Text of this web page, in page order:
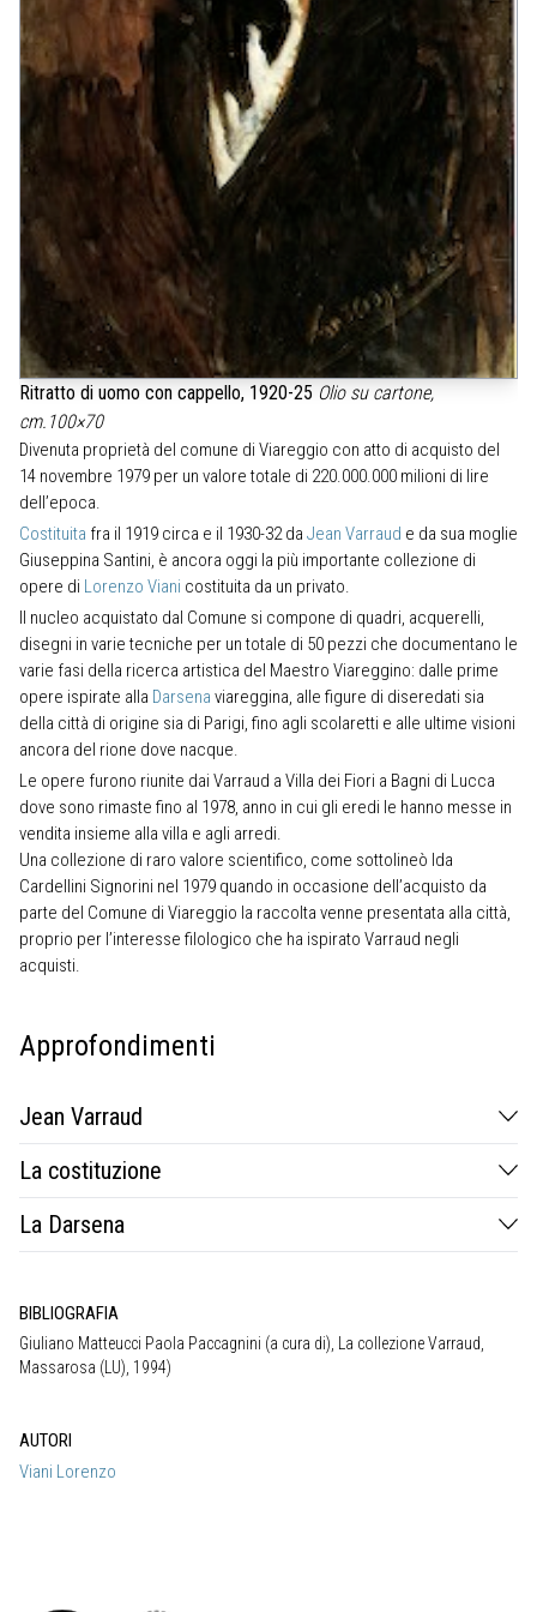
Ritratto di uomo con cappello, 1920-25 Olio su cartone,
cm.100×70
Divenuta proprietà del comune di Viareggio con atto di acquisto del
14 novembre 1979 per un valore totale di 220.000.000 milioni di lire
dell’epoca.
Costituita fra il 1919 circa e il 1930-32 da Jean Varraud e da sua moglie
Giuseppina Santini, è ancora oggi la più importante collezione di
opere di Lorenzo Viani costituita da un privato.
Il nucleo acquistato dal Comune si compone di quadri, acquerelli,
disegni in varie tecniche per un totale di 50 pezzi che documentano le
varie fasi della ricerca artistica del Maestro Viareggino: dalle prime
opere ispirate alla Darsena viareggina, alle figure di diseredati sia
della città di origine sia di Parigi, fino agli scolaretti e alle ultime visioni
ancora del rione dove nacque.
Le opere furono riunite dai Varraud a Villa dei Fiori a Bagni di Lucca
dove sono rimaste fino al 1978, anno in cui gli eredi le hanno messe in
vendita insieme alla villa e agli arredi.
Una collezione di raro valore scientifico, come sottolineò Ida
Cardellini Signorini nel 1979 quando in occasione dell’acquisto da
parte del Comune di Viareggio la raccolta venne presentata alla città,
proprio per l’interesse filologico che ha ispirato Varraud negli
acquisti.
Approfondimenti
Jean Varraud
Jean Varraud (1873 -1926)
La costituzione
La Darsena
Biennale di Venezia del 1922
BIBLIOGRAFIA
Giuliano Matteucci Paola Paccagnini (a cura di), La collezione Varraud,
Massarosa (LU), 1994)
AUTORI
Viani Lorenzo